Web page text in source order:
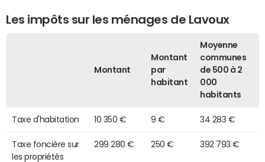
Les impôts sur les ménages de Lavoux
Montant
Montant
par
habitant
Moyenne
communes
de 500 à 2
000
habitants
Taxe d'habitation 10 350 € 9 € 34 283 €
Taxe foncière sur
les propriétés
299 280 € 250 € 392 793 €